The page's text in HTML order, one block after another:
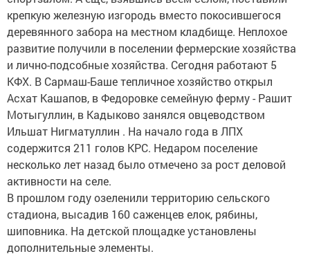
крепкую железную изгородь вместо покосившегося
деревянного забора на местном кладбище. Неплохое
развитие получили в поселении фермерские хозяйства
и лично-подсобные хозяйства. Сегодня работают 5
КФХ. В Сармаш-Баше тепличное хозяйство открыл
Асхат Кашапов, в Федоровке семейную ферму - Рашит
Мотыгуллин, в Кадыково занялся овцеводством
Ильшат Нигматуллин . На начало года в ЛПХ
содержится 211 голов КРС. Недаром поселение
несколько лет назад было отмечено за рост деловой
активности на селе.
В прошлом году озеленили территорию сельского
стадиона, высадив 160 саженцев елок, рябины,
шиповника. На детской площадке установлены
дополнительные элементы.